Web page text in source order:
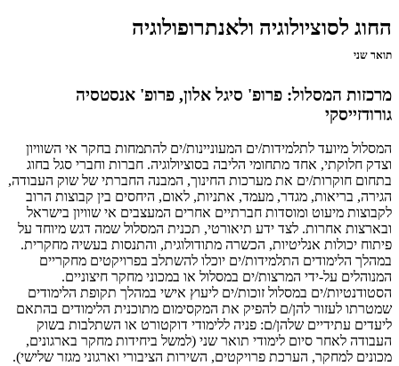
החוג לסוציולוגיה ולאנתרופולוגיה
תואר שני
מרכזות המסלול: פרופ' סיגל אלון, פרופ' אנסטסיה
גורודזייסקי
המסלול מיועד לתלמידות/ים המעוניינות/ים להתמחות בחקר אי השוויון
וצדק חלוקתי, אחד מתחומי הליבה בסוציולוגיה. חברות וחברי סגל בחוג
בתחום חוקרות/ים את מערכות החינוך, המבנה החברתי של שוק העבודה,
הגירה, בריאות, מגדר, מעמד, אתניות, לאום, היחסים בין קבוצות הרוב
לקבוצות מיעוט ומוסדות חברתיים אחרים המעצבים אי שוויון בישראל
ובארצות אחרות. לצד ידע תיאורטי, תכנית המסלול שמה דגש מיוחד על
פיתוח יכולות אנליטיות, הכשרה מתודולוגית, והתנסות בעשיה מחקרית.
במהלך הלימודים התלמידות/ים יוכלו להשתלב בפרויקטים מחקריים
המנוהלים על-ידי המרצות/ים במסלול או במכוני מחקר חיצוניים.
הסטודנטיות/ים במסלול זוכות/ים ליעוץ אישי במהלך תקופת הלימודים
שמטרתו לעזור להן/ם להפיק את המקסימום מתוכנית הלימודים בהתאם
ליעדים עתידיים שלהן/ם: פניה ללימודי דוקטורט או השתלבות בשוק
העבודה לאחר סיום לימודי תואר שני (למשל ביחידות מחקר בארגונים,
מכונים למחקר, הערכת פרויקטים, השירות הציבורי וארגוני מגזר שלישי).